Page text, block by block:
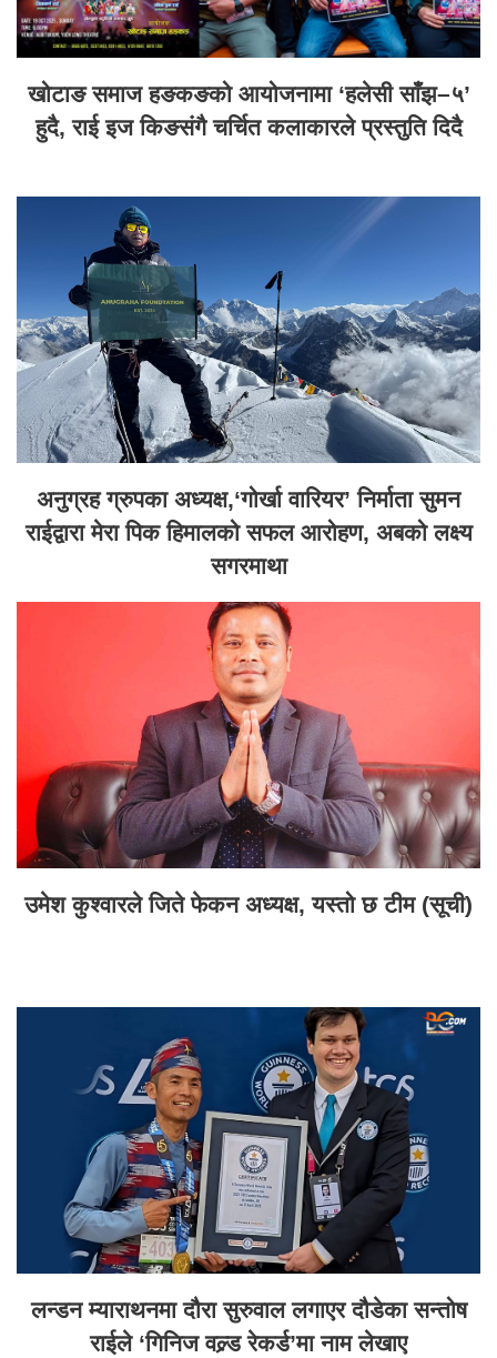
खोटाङ समाज हङकङको आयोजनामा ‘हलेसी साँझ–५’
हुदै, राई इज किङसंगै चर्चित कलाकारले प्रस्तुति दिदै
अनुग्रह ग्रुपका अध्यक्ष,‘गोर्खा वारियर’ निर्माता सुमन
राईद्वारा मेरा पिक हिमालको सफल आरोहण, अबको लक्ष्य
सगरमाथा
उमेश कुश्वारले जिते फेकन अध्यक्ष, यस्तो छ टीम (सूची)
लन्डन म्याराथनमा दौरा सुरुवाल लगाएर दौडेका सन्तोष
राईले ‘गिनिज वल्र्ड रेकर्ड’मा नाम लेखाए